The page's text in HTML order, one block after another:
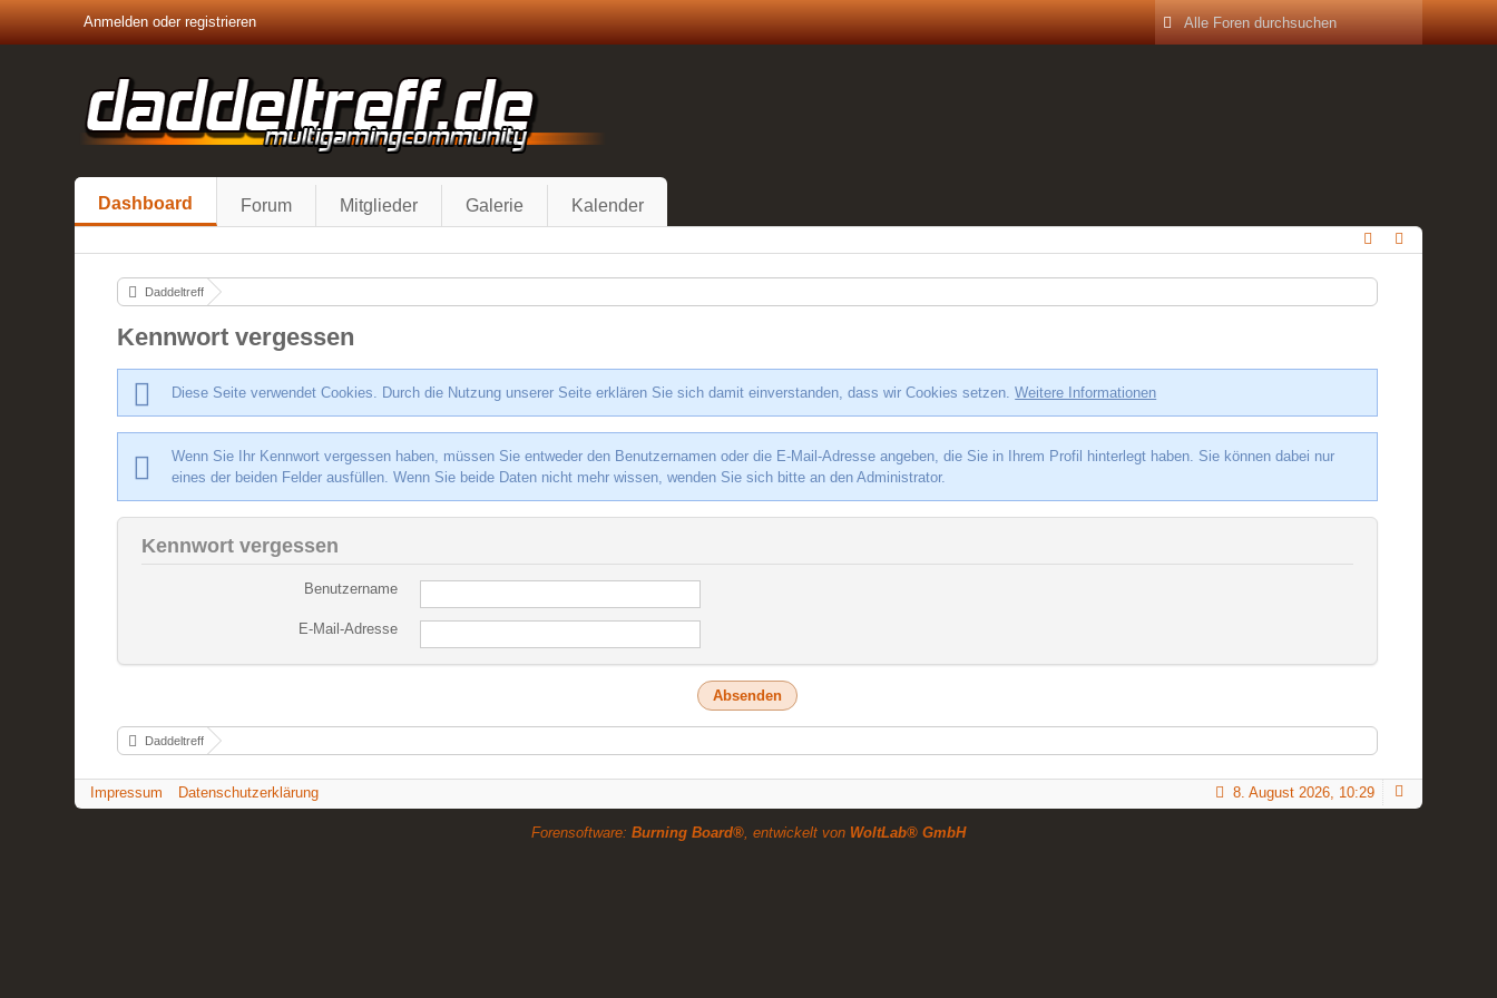
Anmelden oder registrieren
Dashboard Forum Mitglieder Galerie Kalender
Daddeltreff
Kennwort vergessen
Diese Seite verwendet Cookies. Durch die Nutzung unserer Seite erklären Sie sich damit einverstanden, dass wir Cookies setzen.Weitere Informationen
Wenn Sie Ihr Kennwort vergessen haben, müssen Sie entweder den Benutzernamen oder die E-Mail-Adresse angeben, die Sie in Ihrem Profil hinterlegt haben. Sie können dabei nur
eines der beiden Felder ausfüllen. Wenn Sie beide Daten nicht mehr wissen, wenden Sie sich bitte an den Administrator.
Kennwort vergessen
Benutzername
E-Mail-Adresse
Daddeltreff
Impressum Datenschutzerklärung 8. August 2026, 10:29
Forensoftware: Burning Board®, entwickelt von WoltLab® GmbH